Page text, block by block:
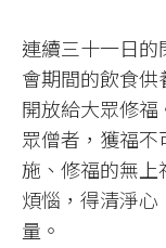
連續三十一日
會期間的飲食
開放給大眾修
眾僧者，獲福
施、修福的無
煩惱，得清淨
量。